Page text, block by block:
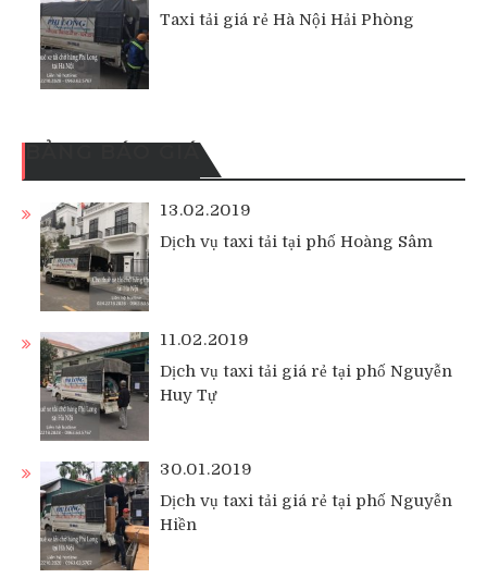
Taxi tải giá rẻ Hà Nội Hải Phòng
BẢNG BÁO GIÁ
13.02.2019
Dịch vụ taxi tải tại phố Hoàng Sâm
11.02.2019
Dịch vụ taxi tải giá rẻ tại phố Nguyễn
Huy Tự
30.01.2019
Dịch vụ taxi tải giá rẻ tại phố Nguyễn
Hiền